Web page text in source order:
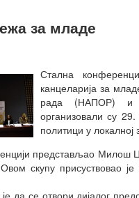
за младе
Стална
канцеларија за
рада (НАПОР) и
организовали су
политици у локалној
представљао Милош
скупу присуствовао
да се отвори дијалог